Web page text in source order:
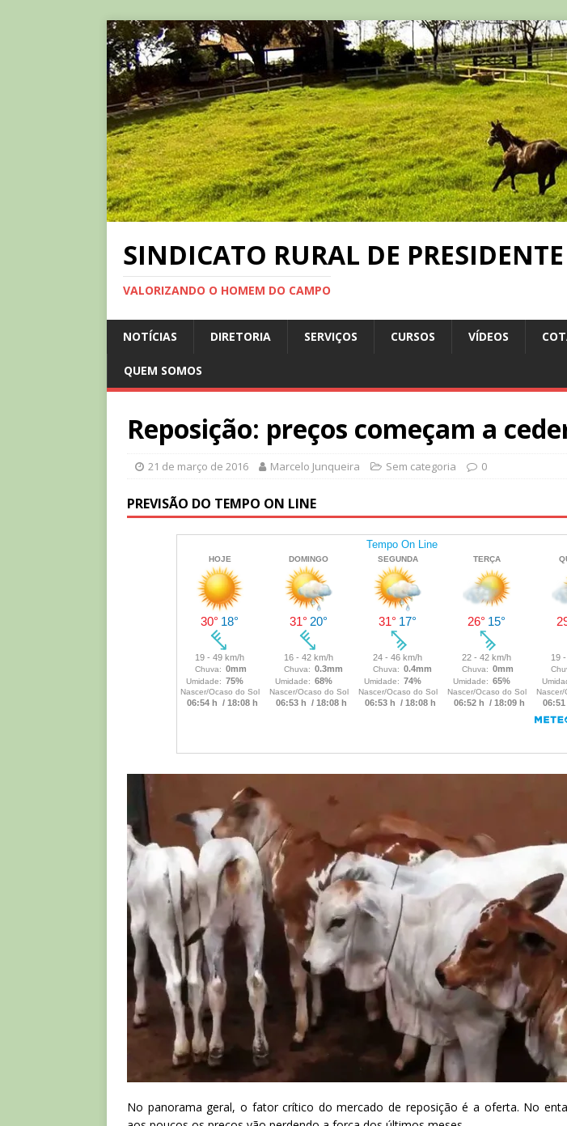
SINDICATO RURAL DE
VALORIZANDO O HOMEM DO CAMPO
NOTÍCIAS DIRETORIA SERVIÇOS CURSOS VÍDEOS
QUEM SOMOS
Reposição: preços começam a
21 de março de 2016 Marcelo Junqueira Sem categoria 0
PREVISÃO DO TEMPO ON LINE
No panorama geral, o fator crítico do mercado de reposição é a oferta. No